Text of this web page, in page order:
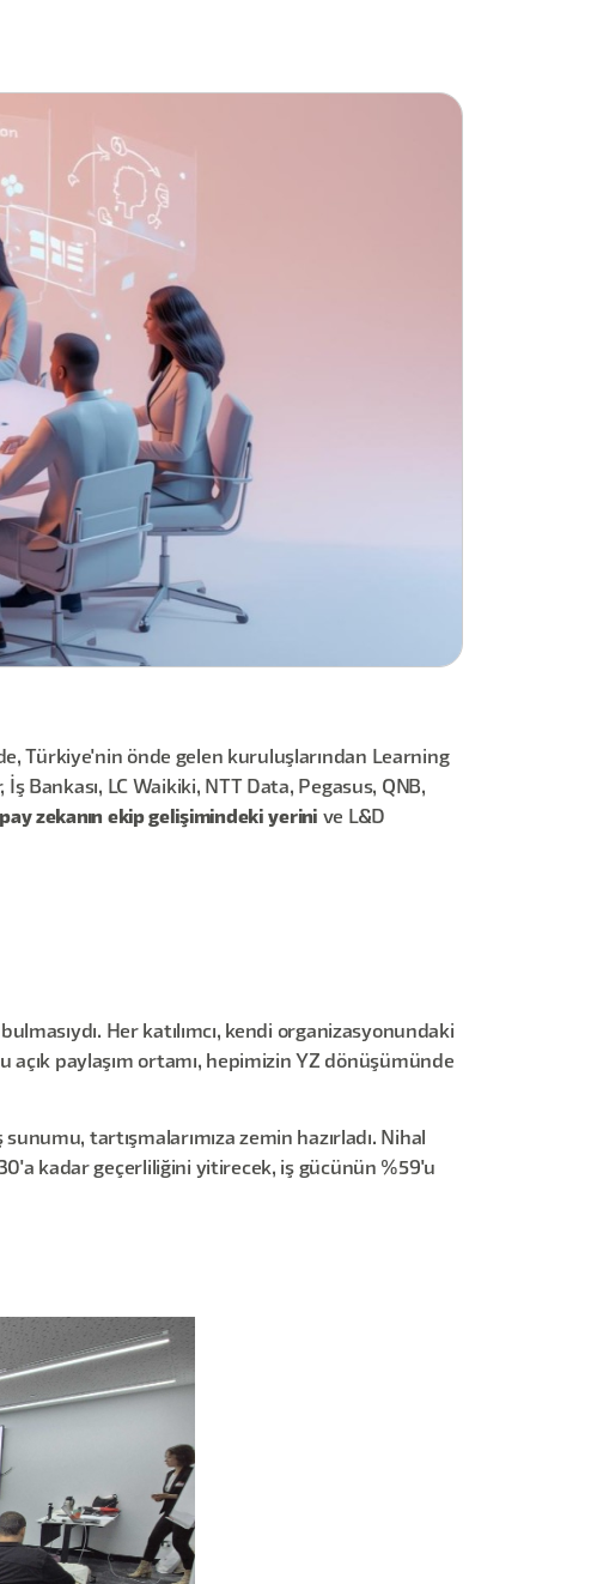
Türkiye'nin önde gelen kuruluşlarından Learning
Bankası, LC Waikiki, NTT Data, Pegasus, QNB,
zekanın ekip gelişimindeki yerini ve L&D
Her katılımcı, kendi organizasyonundaki
açık paylaşım ortamı, hepimizin YZ dönüşümünde
sunumu, tartışmalarımıza zemin hazırladı. Nihal
kadar geçerliliğini yitirecek, iş gücünün %59'u